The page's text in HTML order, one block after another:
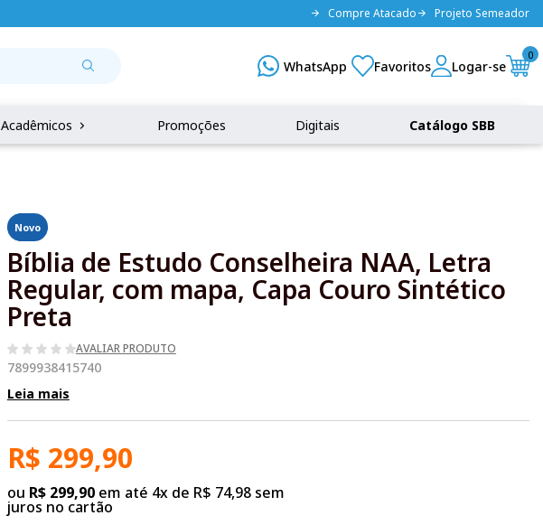
Compre Atacado Projeto Semeador
0
Acadêmicos Promoções Digitais Catálogo SBB
Novo
Bíblia de Estudo Conselheira NAA, Letra
Regular, com mapa, Capa Couro Sintético
Preta
AVALIAR PRODUTO
7899938415740
Leia mais
R$ 299,90
ou R$ 299,90em até 4x de R$ 74,98 sem
juros no cartão